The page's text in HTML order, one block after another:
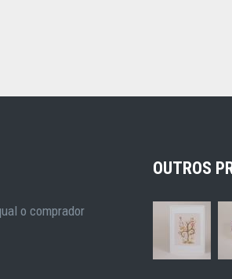
o comprador
OUTROS